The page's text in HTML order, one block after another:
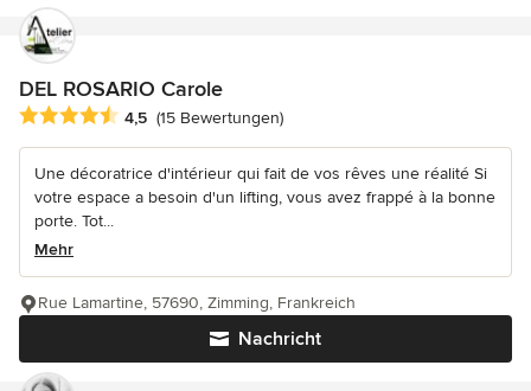
DEL ROSARIO Carole
Durchschnittliche Bewertung: 4.5 von 5 Sternen
4,5 (15 Bewertungen)
Une décoratrice d'intérieur qui fait de vos rêves une réalité Si
votre espace a besoin d'un lifting, vous avez frappé à la bonne
porte. Tot...
Mehr
Nachricht
Rue Lamartine, 57690, Zimming, Frankreich